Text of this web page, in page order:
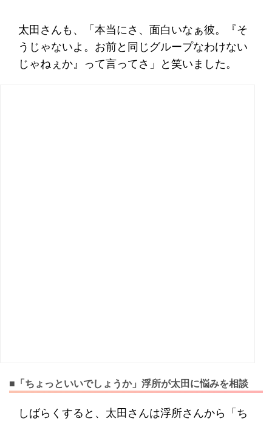
太田さんも、「本当にさ、面白いなぁ彼。『そ
うじゃないよ。お前と同じグループなわけない
じゃねぇか』って言ってさ」と笑いました。
■「ちょっといいでしょうか」浮所が太田に悩みを相談
しばらくすると、太田さんは浮所さんから「ち